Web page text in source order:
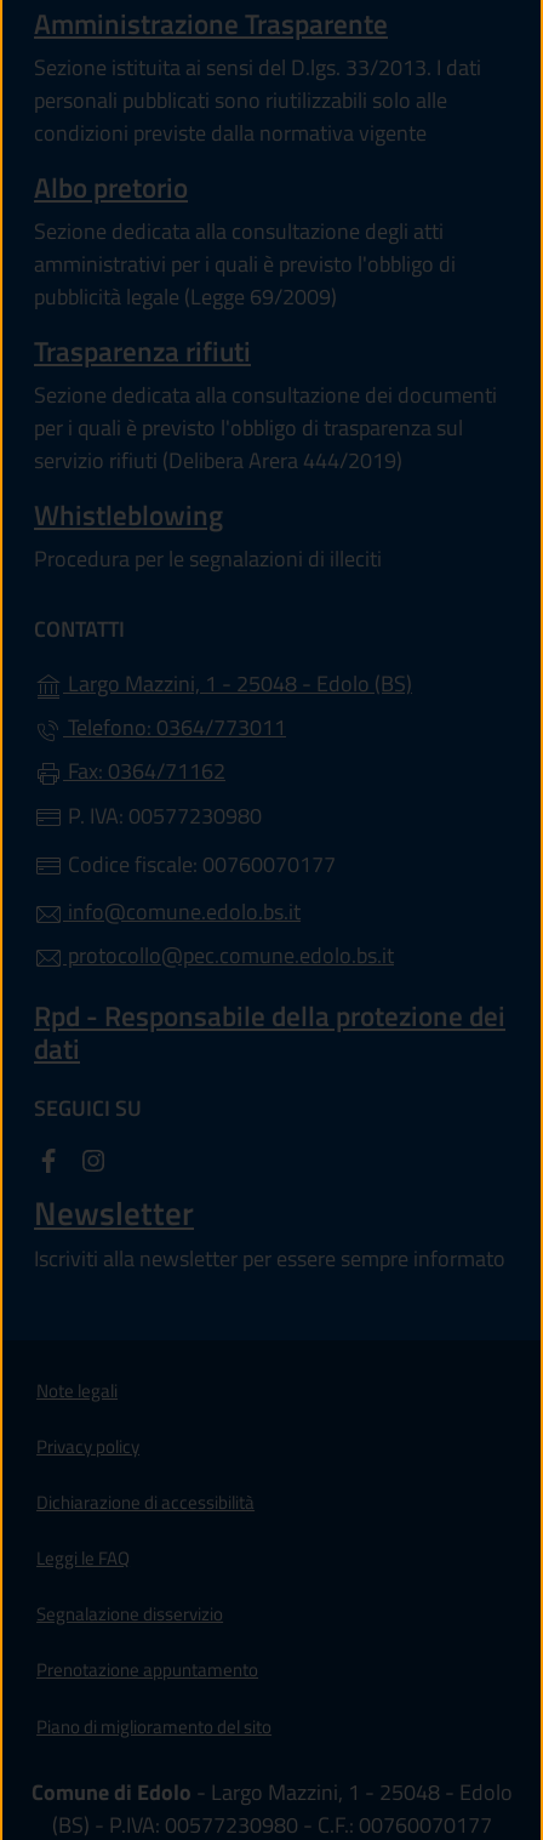
Amministrazione Trasparente
Sezione istituita ai sensi del D.lgs. 33/2013. I dati
personali pubblicati sono riutilizzabili solo alle
condizioni previste dalla normativa vigente
Albo pretorio
Sezione dedicata alla consultazione degli atti
amministrativi per i quali è previsto l'obbligo di
pubblicità legale (Legge 69/2009)
Trasparenza rifiuti
Sezione dedicata alla consultazione dei documenti
per i quali è previsto l'obbligo di trasparenza sul
servizio rifiuti (Delibera Arera 444/2019)
Whistleblowing
Procedura per le segnalazioni di illeciti
CONTATTI
Largo Mazzini, 1 - 25048 - Edolo (BS)
Telefono: 0364/773011
Fax: 0364/71162
P. IVA: 00577230980
Codice fiscale: 00760070177
info@comune.edolo.bs.it
protocollo@pec.comune.edolo.bs.it
Rpd - Responsabile della protezione dei
dati
SEGUICI SU
Newsletter
Iscriviti alla newsletter per essere sempre informato
Note legali
Privacy policy
Dichiarazione di accessibilità
Leggi le FAQ
Segnalazione disservizio
Prenotazione appuntamento
Piano di miglioramento del sito
Comune di Edolo - Largo Mazzini, 1 - 25048 - Edolo
(BS) - P.IVA: 00577230980 - C.F.: 00760070177